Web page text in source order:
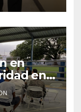
en
en